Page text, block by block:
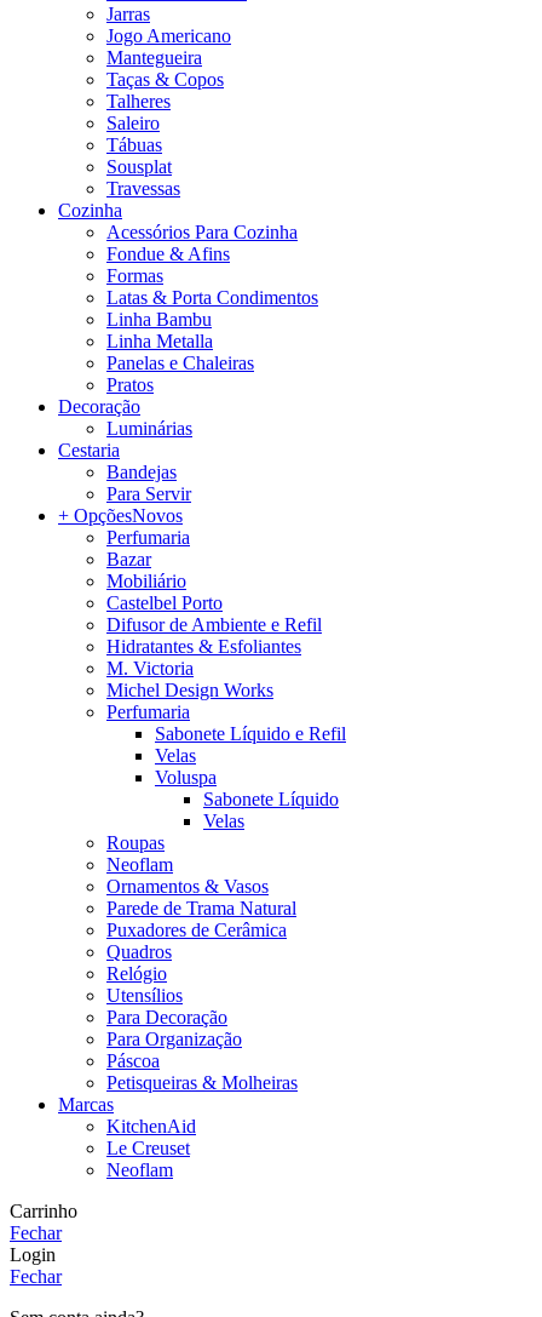
Jarras
Jogo Americano
Mantegueira
Taças & Copos
Talheres
Saleiro
Tábuas
Sousplat
Travessas
Cozinha
Acessórios Para Cozinha
Fondue & Afins
Formas
Latas & Porta Condimentos
Linha Bambu
Linha Metalla
Panelas e Chaleiras
Pratos
Decoração
Luminárias
Cestaria
Bandejas
Para Servir
+ OpçõesNovos
Perfumaria
Bazar
Mobiliário
Castelbel Porto
Difusor de Ambiente e Refil
Hidratantes & Esfoliantes
M. Victoria
Michel Design Works
Perfumaria
Sabonete Líquido e Refil
Velas
Voluspa
Sabonete Líquido
Velas
Roupas
Neoflam
Ornamentos & Vasos
Parede de Trama Natural
Puxadores de Cerâmica
Quadros
Relógio
Utensílios
Para Decoração
Para Organização
Páscoa
Petisqueiras & Molheiras
Marcas
KitchenAid
Le Creuset
Neoflam
Carrinho
Fechar
Login
Fechar